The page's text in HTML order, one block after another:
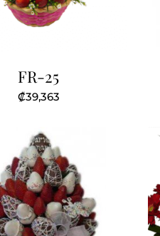
FR-25
₡39,363